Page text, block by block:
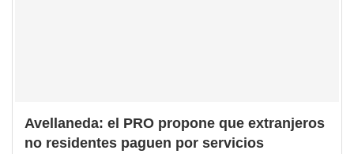
Avellaneda: el PRO propone que extranjeros
no residentes paguen por servicios